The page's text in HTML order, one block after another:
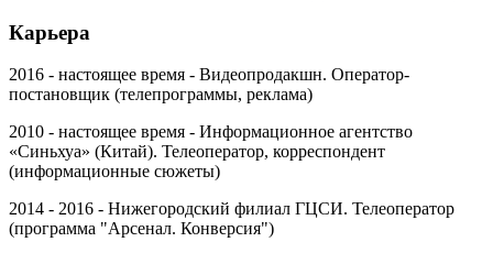
Карьера
2016 - настоящее время - Видеопродакшн. Оператор-
постановщик (телепрограммы, реклама)
2010 - настоящее время - Информационное агентство
«Синьхуа» (Китай). Телеоператор, корреспондент
(информационные сюжеты)
2014 - 2016 - Нижегородский филиал ГЦСИ. Телеоператор
(программа "Арсенал. Конверсия")